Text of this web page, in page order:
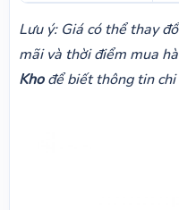
Lưu ý: Giá có thể thay
mãi và thời điểm mua
Khođể biết thông tin